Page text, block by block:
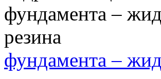
фундамента –